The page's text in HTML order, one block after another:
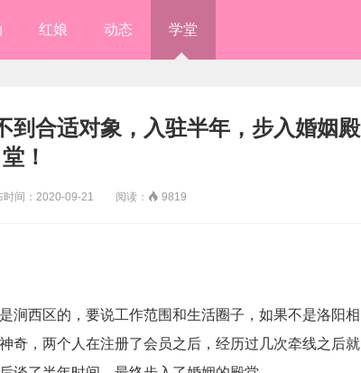
红娘 动态 学堂
到合适对象，入驻半年，步入婚姻殿
堂！
：2020-09-21 阅读：  9819
涧西区的，要说工作范围和生活圈子，如果不是洛阳相
奇，两个人在注册了会员之后，经历过几次牵线之后就